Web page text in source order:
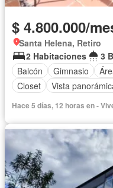
$ 4.800.000/
Santa Helena, Retiro
2 Habitaciones
3
Balcón
Gimnasio
Closet
Vista
Hace 5 días, 12 horas en -